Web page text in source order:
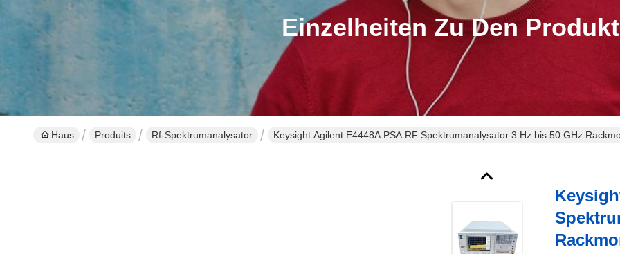
Einzelheiten Zu Den
Haus Produits Rf-Spektrumanalysator Keysight Agilent E4448A PSA RF Spektrumanalysator 3 Hz bis 50 GHz